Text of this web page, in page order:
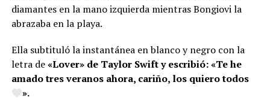
diamantes en la mano izquierda mientras Bongiovi la
abrazaba en la playa.
Ella subtituló la instantánea en blanco y negro con la
letra de«Lover» de Taylor Swift y escribió: «Te he
amado tres veranos ahora, cariño, los quiero todos
».